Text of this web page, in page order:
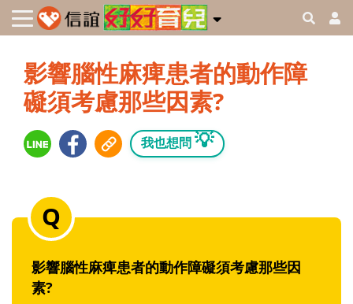
影響腦性麻痺患者的動作障
礙須考慮那些因素?
我也想問 💡
影響腦性麻痺患者的動作障礙須考慮那些因
素?